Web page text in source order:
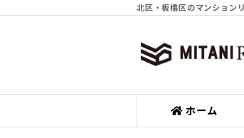
北区・板橋区のマンション
ホーム